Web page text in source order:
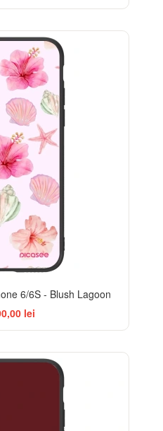
6/6S - Blush Lagoon
lei